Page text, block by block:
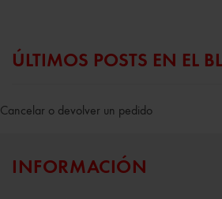
ÚLTIMOS POSTS EN EL
Cancelar o devolver un pedido
INFORMACIÓN